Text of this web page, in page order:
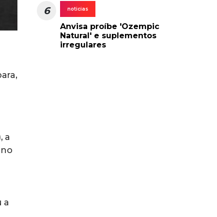
a
a
6 noticias
Anvisa proíbe 'Ozempic
Natural' e suplementos
irregulares